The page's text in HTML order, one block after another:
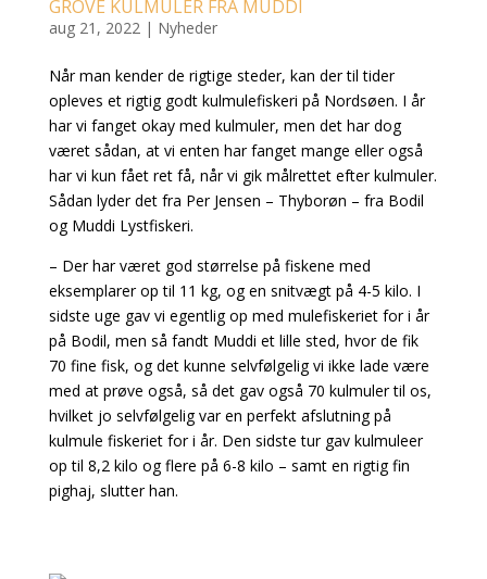
GROVE KULMULER FRA MUDDI
aug 21, 2022| Nyheder
Når man kender de rigtige steder, kan der til tider
opleves et rigtig godt kulmulefiskeri på Nordsøen. I år
har vi fanget okay med kulmuler, men det har dog
været sådan, at vi enten har fanget mange eller også
har vi kun fået ret få, når vi gik målrettet efter kulmuler.
Sådan lyder det fra Per Jensen – Thyborøn – fra Bodil
og Muddi Lystfiskeri.
– Der har været god størrelse på fiskene med
eksemplarer op til 11 kg, og en snitvægt på 4-5 kilo. I
sidste uge gav vi egentlig op med mulefiskeriet for i år
på Bodil, men så fandt Muddi et lille sted, hvor de fik
70 fine fisk, og det kunne selvfølgelig vi ikke lade være
med at prøve også, så det gav også 70 kulmuler til os,
hvilket jo selvfølgelig var en perfekt afslutning på
kulmule fiskeriet for i år. Den sidste tur gav kulmuleer
op til 8,2 kilo og flere på 6-8 kilo – samt en rigtig fin
pighaj, slutter han.